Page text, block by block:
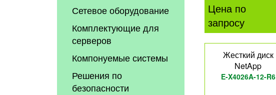
Сетевое оборудование
Комплектующие для
серверов
Компонуемые системы
Решения по
безопасности
Цена по
запросу
Жесткий диск
NetApp
E-X4026A-12-R6